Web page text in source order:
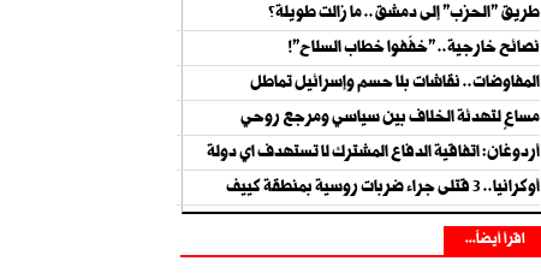
طريق "الحزب" إلى دمشق.. ما زالت طويلة؟
نصائح خارجية.. "خفّفوا خطاب السلاح"!
المفاوضات.. نقاشات بلا حسم وإسرائيل تماطل
مساعٍ لتهدئة الخلاف بين سياسي ومرجع روحي
أردوغان: اتفاقية الدفاع المشترك لا تستهدف اي دولة
أوكرانيا.. 3 قتلى جراء ضربات روسية بمنطقة كييف
اقرأ أيضاً...